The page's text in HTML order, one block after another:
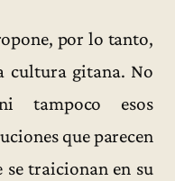
por lo tanto,
cultura gitana. No
tampoco esos
que parecen
se traicionan en su